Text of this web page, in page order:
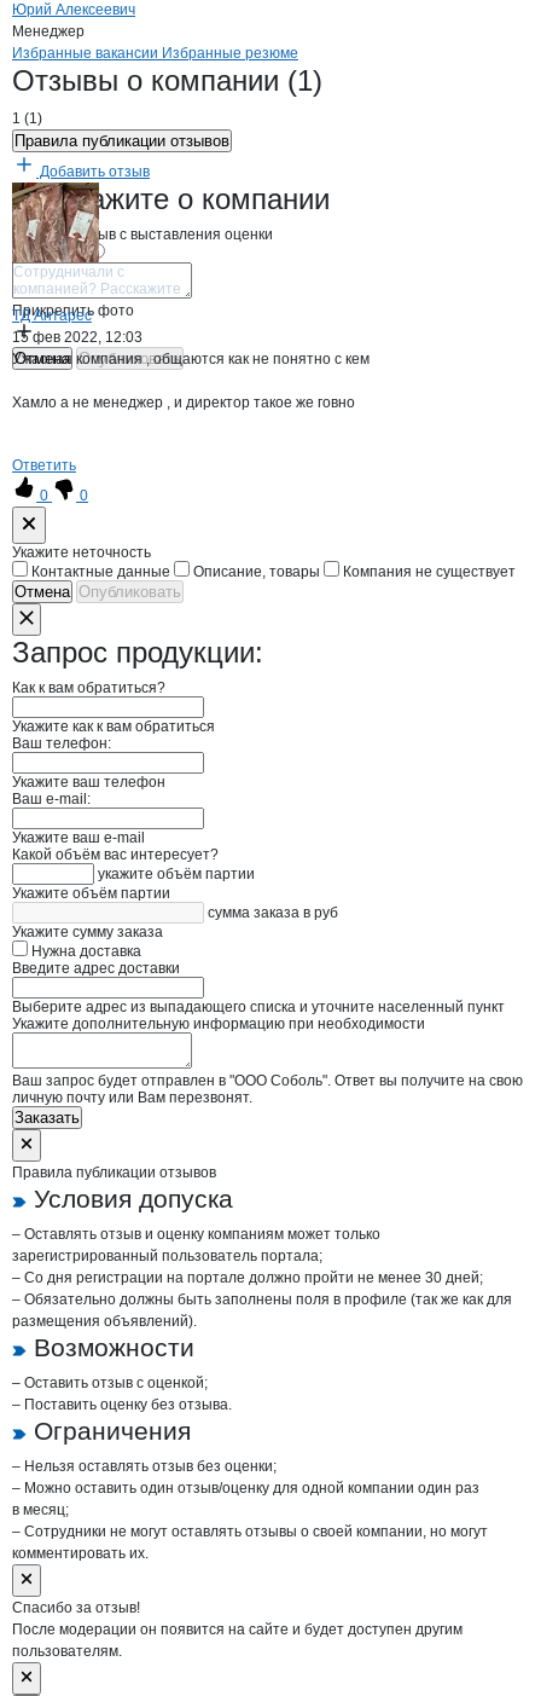
Юрий Алексеевич
Менеджер
Брендыкомпани Соболь
Вакансии вСоболь
Избранные вакансии Избранные резюме
Новости oСоболь, ООО
Отзывы о компании (1)
1 (1)
Правила публикации отзывов
Добавить отзыв
Расскажите о компании
Начните отзыв с выставления оценки
Прикрепить фото
Отмена Опубликовать
ТД Антарес
15 фев 2022, 12:03
Ужасная компания , общаются как не понятно с кем
Хамло а не менеджер , и директор такое же говно
Ответить
0
0
Форма обратной связи о неточностях
Укажите неточность
Контактные данные
Описание, товары Компания не существует
Отмена Опубликовать
Запрос продукции:
Как к вам обратиться?
Укажите как к вам обратиться
Ваш телефон:
Укажите ваш телефон
Ваш e-mail:
Укажите ваш e-mail
Какой объём вас интересует?
укажите объём партии
Укажите объём партии
сумма заказа в руб
Укажите сумму заказа
Нужна доставка
Введите адрес доставки
Выберите адрес из выпадающего списка и уточните населенный пункт
Укажите дополнительную информацию при необходимости
Ваш запрос будет отправлен в "ООО Соболь". Ответ вы получите на свою
личную почту или Вам перезвонят.
Заказать
Правила публикации отзывов
Условия допуска
– Оставлять отзыв и оценку компаниям может только
зарегистрированный пользователь портала;
– Со дня регистрации на портале должно пройти не менее 30 дней;
– Обязательно должны быть заполнены поля в профиле (так же как для
размещения объявлений).
Возможности
– Оставить отзыв с оценкой;
– Поставить оценку без отзыва.
Ограничения
– Нельзя оставлять отзыв без оценки;
– Можно оставить один отзыв/оценку для одной компании один раз
в месяц;
– Сотрудники не могут оставлять отзывы о своей компании, но могут
комментировать их.
Спасибо за отзыв!
После модерации он появится на сайте и будет доступен другим
пользователям.